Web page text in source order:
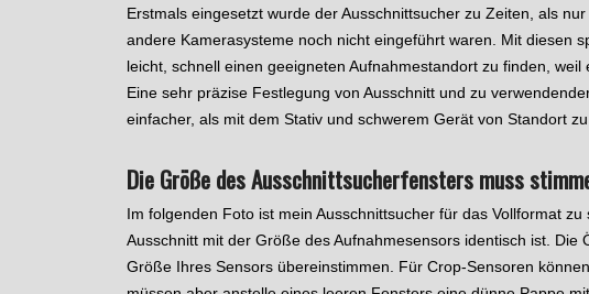
Erstmals eingesetzt wurde der Ausschnittsucher zu Zeiten, als
andere Kamerasysteme noch nicht eingeführt waren. Mit diesen
leicht, schnell einen geeigneten Aufnahmestandort zu finden,
Eine sehr präzise Festlegung von Ausschnitt und zu
einfacher, als mit dem Stativ und schwerem Gerät von Standort
Die Größe des Ausschnittsucherfensters muss
Im folgenden Foto ist mein Ausschnittsucher für das Vollformat
Ausschnitt mit der Größe des Aufnahmesensors identisch ist. Die
Größe Ihres Sensors übereinstimmen. Für Crop-Sensoren